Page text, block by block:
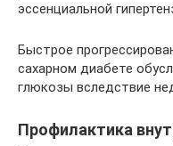
эссенциальной
Быстрое
сахарном диабете
глюкозы вследствие
Профилактика